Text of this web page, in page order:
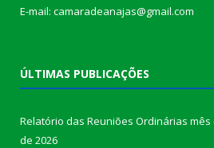
E-mail: camaradeanajas@gmail.com
ÚLTIMAS PUBLICAÇÕES
Relatório das Reuniões Ordinárias mês
de 2026